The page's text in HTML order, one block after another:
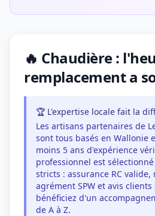
🔥 Chaudière :
remplacement a
🏆 L'expertise locale fait la
Les artisans partenaires de
sont tous basés en Wallonie
moins 5 ans d'expérience
professionnel est
stricts : assurance RC valide,
agrément SPW et avis clients
bénéficiez d'un
de A à Z.